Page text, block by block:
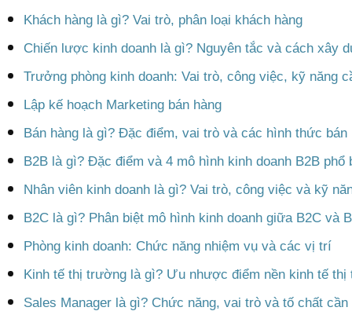
Khách hàng là gì? Vai trò, phân loại khách hàng
Chiến lược kinh doanh là gì? Nguyên tắc và cách xây
Trưởng phòng kinh doanh: Vai trò, công việc, kỹ năng
Lập kế hoạch Marketing bán hàng
Bán hàng là gì? Đặc điểm, vai trò và các hình thức bán
B2B là gì? Đặc điểm và 4 mô hình kinh doanh B2B phổ
Nhân viên kinh doanh là gì? Vai trò, công việc và kỹ
B2C là gì? Phân biệt mô hình kinh doanh giữa B2C và
Phòng kinh doanh: Chức năng nhiệm vụ và các vị trí
Kinh tế thị trường là gì? Ưu nhược điểm nền kinh tế thị
Sales Manager là gì? Chức năng, vai trò và tố chất cần